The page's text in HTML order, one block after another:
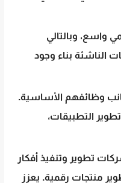
واسع، وبالتالي
الناشئة بناء وجود
وظائفهم الأساسية.
التطبيقات،
تطوير وتنفيذ أفكار
منتجات رقمية. يعزز